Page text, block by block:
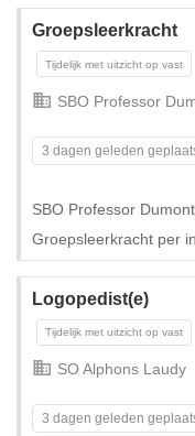
Groepsleerkracht
SBO Professor
3 dagen geleden
SBO Professor
Groepsleerkracht per
Logopedist(e)
SO Alphons Laudy
3 dagen geleden